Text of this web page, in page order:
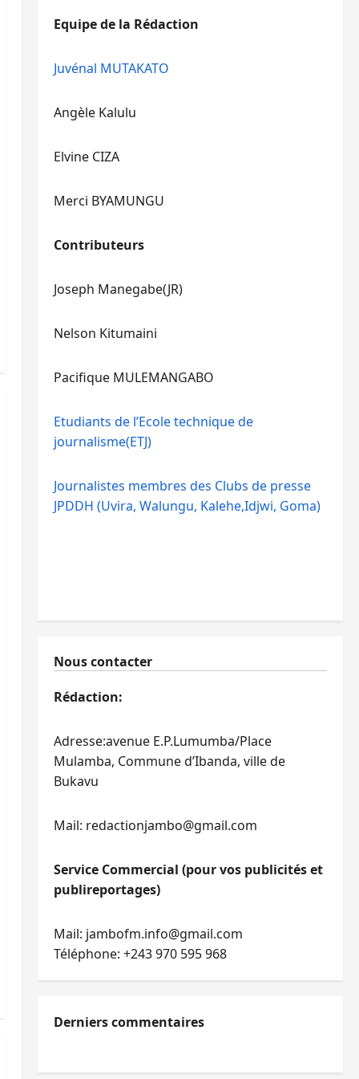
Equipe de la Rédaction
Juvénal MUTAKATO
Angèle Kalulu
Elvine CIZA
Merci BYAMUNGU
Contributeurs
Joseph Manegabe(JR)
Nelson Kitumaini
Pacifique MULEMANGABO
Etudiants de l’Ecole technique de
journalisme(ETJ)
Journalistes membres des Clubs de presse
JPDDH (Uvira, Walungu, Kalehe,Idjwi, Goma)
Nous contacter
Rédaction:
Adresse:avenue E.P.Lumumba/Place
Mulamba, Commune d’Ibanda, ville de
Bukavu
Mail: redactionjambo@gmail.com
Service Commercial (pour vos publicités et
publireportages)
Mail: jambofm.info@gmail.com
Téléphone: +243 970 595 968
Derniers commentaires